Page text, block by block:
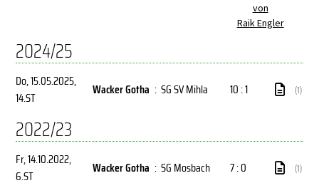
von
Raik Engler
2024/25
Do, 15.05.2025,
14.ST
Wacker Gotha : SG SV Mihla 10 : 1 (1)
2022/23
Fr, 14.10.2022,
6.ST
Wacker Gotha : SG Mosbach 7 : 0 (1)